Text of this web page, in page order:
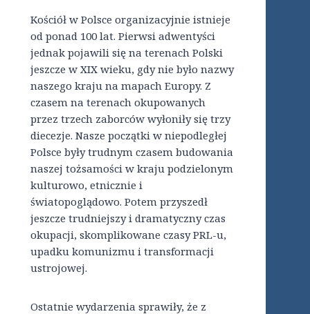
Kościół w Polsce organizacyjnie istnieje
od ponad 100 lat. Pierwsi adwentyści
jednak pojawili się na terenach Polski
jeszcze w XIX wieku, gdy nie było nazwy
naszego kraju na mapach Europy. Z
czasem na terenach okupowanych
przez trzech zaborców wyłoniły się trzy
diecezje. Nasze początki w niepodległej
Polsce były trudnym czasem budowania
naszej tożsamości w kraju podzielonym
kulturowo, etnicznie i
światopoglądowo. Potem przyszedł
jeszcze trudniejszy i dramatyczny czas
okupacji, skomplikowane czasy PRL-u,
upadku komunizmu i transformacji
ustrojowej.
Ostatnie wydarzenia sprawiły, że z